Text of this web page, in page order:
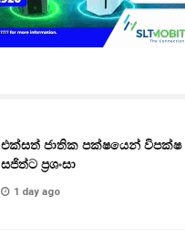
එක්සත් ජාතික පක්ෂයෙන් විපක්ෂ
සජිත්ට ප්‍රශංසා
1 day ago